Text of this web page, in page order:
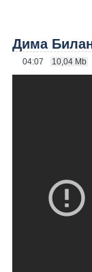
Дима
04:07 10,04 Mb